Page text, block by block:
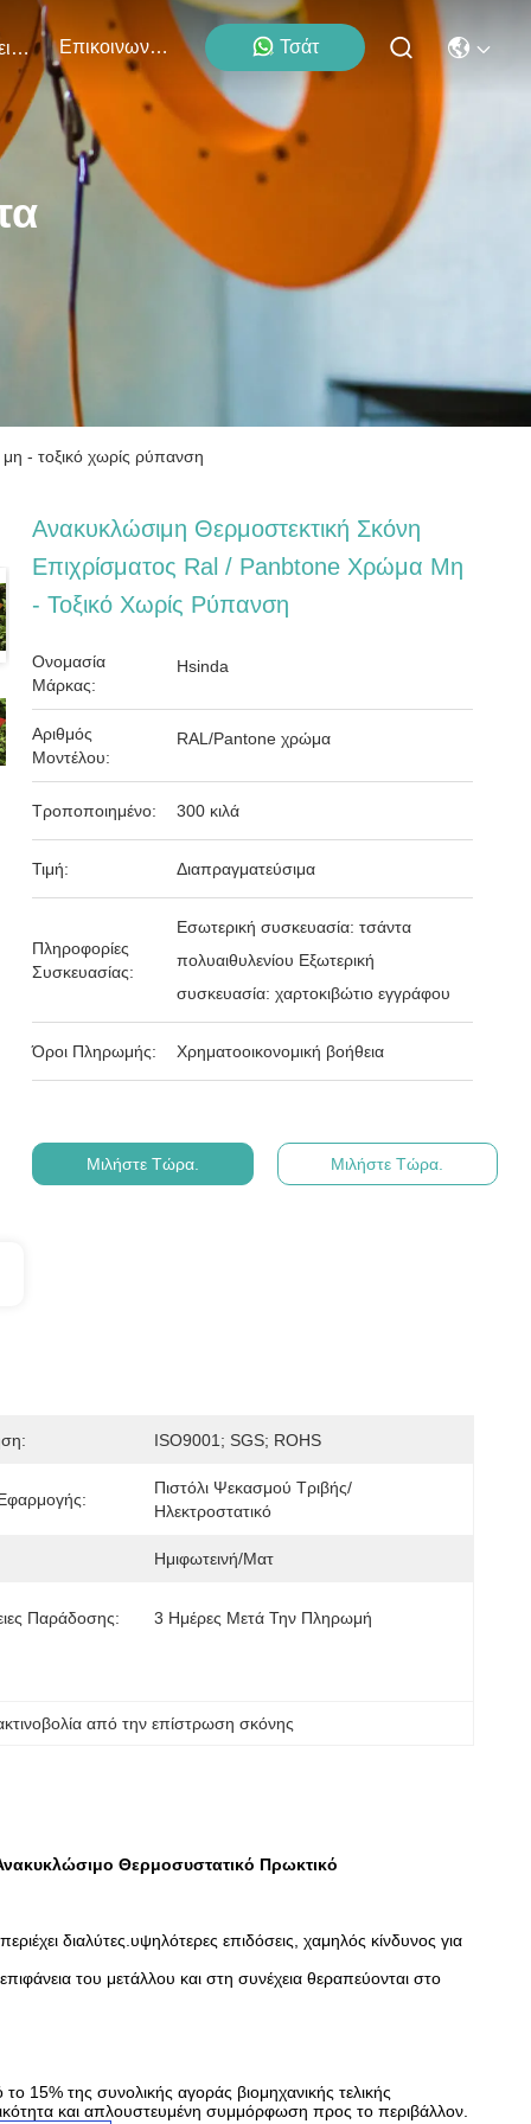
Εκδηλώσεις Επικοινωνήστε Μαζί Μας Τσάτ
- τοξικό χωρίς ρύπανση
Ανακυκλώσιμη Θερμοστεκτική Σκόνη
Επιχρίσματος Ral / Panbtone Χρώμα Μη
- Τοξικό Χωρίς Ρύπανση
Ονομασία
Μάρκας:
Hsinda
Αριθμός
Μοντέλου:
RAL/Pantone χρώμα
Τροποποιημένο: 300 κιλά
Τιμή: Διαπραγματεύσιμα
Πληροφορίες
Συσκευασίας:
Εσωτερική συσκευασία: τσάντα
πολυαιθυλενίου Εξωτερική
συσκευασία: χαρτοκιβώτιο εγγράφου
Όροι Πληρωμής: Χρηματοοικονομική βοήθεια
Μιλήστε Τώρα. Μιλήστε Τώρα.
ISO9001; SGS; ROHS
Πιστόλι Ψεκασμού Τριβής/
Ηλεκτροστατικό
Ημιφωτεινή/ματ
Παράδοσης: 3 Ημέρες Μετά Την Πληρωμή
από την επίστρωση σκόνης
Θερμοσυστατικό Πρωκτικό
διαλύτες.υψηλότερες επιδόσεις, χαμηλός κίνδυνος για
του μετάλλου και στη συνέχεια θεραπεύονται στο
15% της συνολικής αγοράς βιομηχανικής τελικής
και απλουστευμένη συμμόρφωση προς το περιβάλλον.